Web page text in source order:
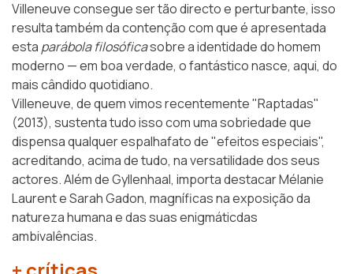
Villeneuve consegue ser tão directo e perturbante, isso
resulta também da contenção com que é apresentada
esta parábola filosóficasobre a identidade do homem
moderno — em boa verdade, o fantástico nasce, aqui, do
mais cândido quotidiano.
Villeneuve, de quem vimos recentemente "Raptadas"
(2013), sustenta tudo isso com uma sobriedade que
dispensa qualquer espalhafato de "efeitos especiais",
acreditando, acima de tudo, na versatilidade dos seus
actores. Além de Gyllenhaal, importa destacar Mélanie
Laurent e Sarah Gadon, magníficas na exposição da
natureza humana e das suas enigmáticdas
ambivalências.